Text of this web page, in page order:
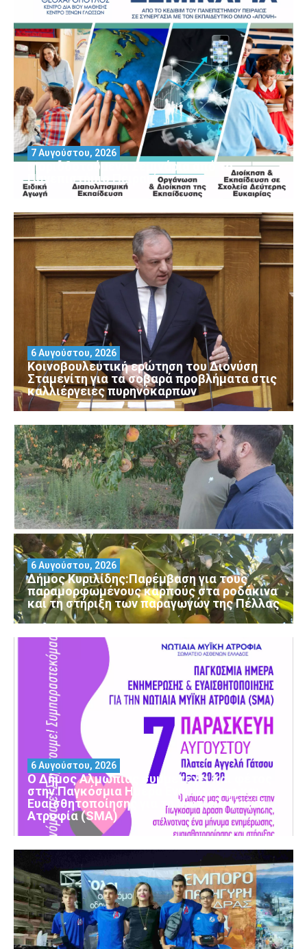
Μοριοδοτούμενα Σεμινάρια από το
Πανεπιστήμιο Πειραιά
7 Αυγούστου, 2026
Κοινοβουλευτική ερώτηση του Διονύση
Σταμενίτη για τα σοβαρά προβλήματα στις
καλλιέργειες πυρηνόκαρπων
6 Αυγούστου, 2026
Δήμος Κυριλίδης:Παρέμβαση για τους
παραμορφωμένους καρπούς στα ροδάκινα
και τη στήριξη των παραγωγών της Πέλλας
6 Αυγούστου, 2026
Ο Δήμος Αλμωπίας συμμετέχει και φέτος
στην Παγκόσμια Ημέρα Ενημέρωσης και
Ευαισθητοποίησης για τη Νωτιαία Μυϊκή
Ατροφία (SMA)
6 Αυγούστου, 2026